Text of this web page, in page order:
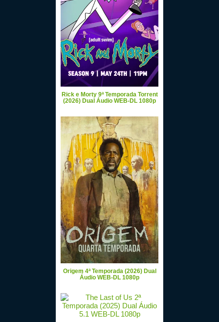
Rick e Morty 9ª Temporada Torrent
(2026) Dual Áudio WEB-DL 1080p
Origem 4ª Temporada (2026) Dual
Áudio WEB-DL 1080p